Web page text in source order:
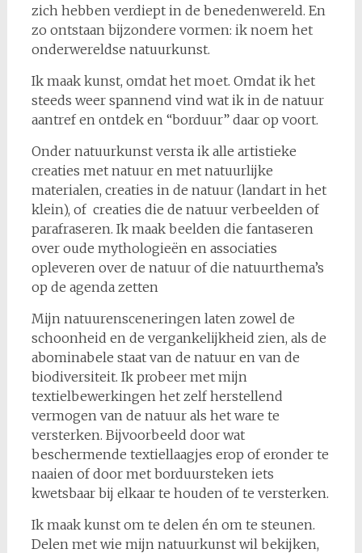
zich hebben verdiept in de benedenwereld. En
zo ontstaan bijzondere vormen: ik noem het
onderwereldse natuurkunst.
Ik maak kunst, omdat het moet. Omdat ik het
steeds weer spannend vind wat ik in de natuur
aantref en ontdek en “borduur” daar op voort.
Onder natuurkunst versta ik alle artistieke
creaties met natuur en met natuurlijke
materialen, creaties in de natuur (landart in het
klein), of creaties die de natuur verbeelden of
parafraseren. Ik maak beelden die fantaseren
over oude mythologieën en associaties
opleveren over de natuur of die natuurthema’s
op de agenda zetten
Mijn natuurensceneringen laten zowel de
schoonheid en de vergankelijkheid zien, als de
abominabele staat van de natuur en van de
biodiversiteit. Ik probeer met mijn
textielbewerkingen het zelf herstellend
vermogen van de natuur als het ware te
versterken. Bijvoorbeeld door wat
beschermende textiellaagjes erop of eronder te
naaien of door met borduursteken iets
kwetsbaar bij elkaar te houden of te versterken.
Ik maak kunst om te delen én om te steunen.
Delen met wie mijn natuurkunst wil bekijken,